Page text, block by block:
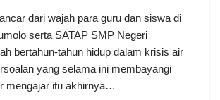
dari wajah para guru dan siswa di
serta SATAP SMP Negeri
bertahun-tahun hidup dalam krisis air
yang selama ini membayangi
mengajar itu akhirnya…